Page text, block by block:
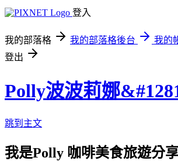
登入
我的部落格 我的部落格後台
我的
登出
Polly波波莉娜
跳到主文
我是Polly 咖啡美食旅遊分